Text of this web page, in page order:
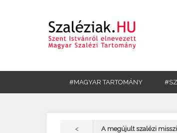
#MAGYAR TARTOMÁNY
< A megújult szalézi